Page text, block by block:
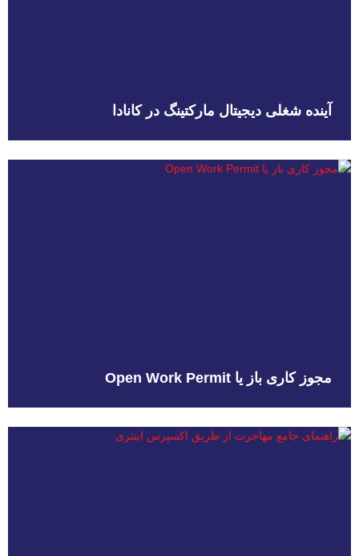
آینده شغلی دیجیتال مارکتینگ در کانادا
مجوز کاری باز یا Open Work Permit